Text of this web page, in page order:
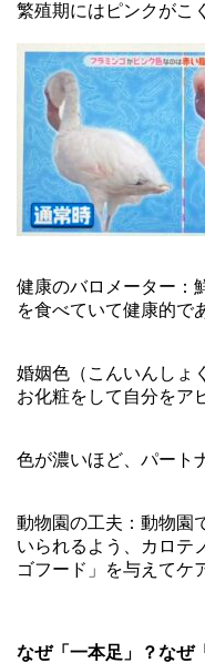
繁殖期にはピンクがこ
健康のバロメーター：
を食べていて健康的で
婚姻色（こんいんしょ
お化粧をして自分をア
色が濃いほど、パート
動物園の工夫：動物園
いられるよう、カロテ
ゴフード」を与えてケ
なぜ「一本足」？なぜ